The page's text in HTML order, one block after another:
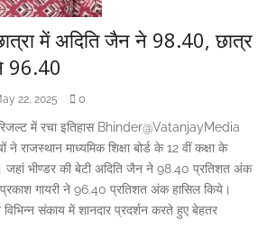
में अदिति जैन ने 98.40, छात्र
96.40
22, 2025 0
में रचा इतिहास Bhinder@VatanjayMedia
राजस्थान माध्यमिक शिक्षा बोर्ड के 12 वीं कक्षा के
जहां भीण्डर की बेटी अदिति जैन ने 98.40 प्रतिशत अंक
प्रकाश गायरी ने 96.40 प्रतिशत अंक हासिल किये।
संकाय में शानदार प्रदर्शन करते हुए बेहतर